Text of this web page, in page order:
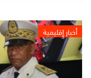
أخبار إقليمية